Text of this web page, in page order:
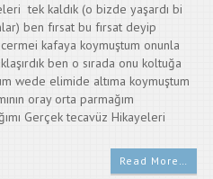
tek kaldık (o bizde yaşardı bi
ben fırsat bu fırsat deyip
kafaya koymuştum onunla
ben o sırada onu koltuğa
wede elimide altıma koymuştum
oray orta parmağım
Gerçek tecavüz Hikayeleri
Read More…